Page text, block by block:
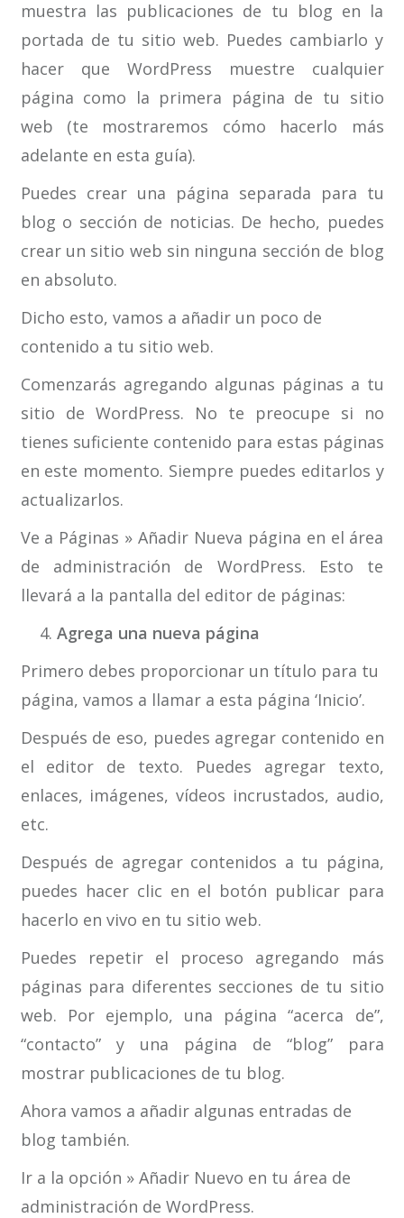
muestra las publicaciones de tu blog en la
portada de tu sitio web. Puedes cambiarlo y
hacer que WordPress muestre cualquier
página como la primera página de tu sitio
web (te mostraremos cómo hacerlo más
adelante en esta guía).
Puedes crear una página separada para tu
blog o sección de noticias. De hecho, puedes
crear un sitio web sin ninguna sección de blog
en absoluto.
Dicho esto, vamos a añadir un poco de
contenido a tu sitio web.
Comenzarás agregando algunas páginas a tu
sitio de WordPress. No te preocupe si no
tienes suficiente contenido para estas páginas
en este momento. Siempre puedes editarlos y
actualizarlos.
Ve a Páginas » Añadir Nueva página en el área
de administración de WordPress. Esto te
llevará a la pantalla del editor de páginas:
Agrega una nueva página
Primero debes proporcionar un título para tu
página, vamos a llamar a esta página ‘Inicio’.
Después de eso, puedes agregar contenido en
el editor de texto. Puedes agregar texto,
enlaces, imágenes, vídeos incrustados, audio,
etc.
Después de agregar contenidos a tu página,
puedes hacer clic en el botón publicar para
hacerlo en vivo en tu sitio web.
Puedes repetir el proceso agregando más
páginas para diferentes secciones de tu sitio
web. Por ejemplo, una página “acerca de”,
“contacto” y una página de “blog” para
mostrar publicaciones de tu blog.
Ahora vamos a añadir algunas entradas de
blog también.
Ir a la opción » Añadir Nuevo en tu área de
administración de WordPress.